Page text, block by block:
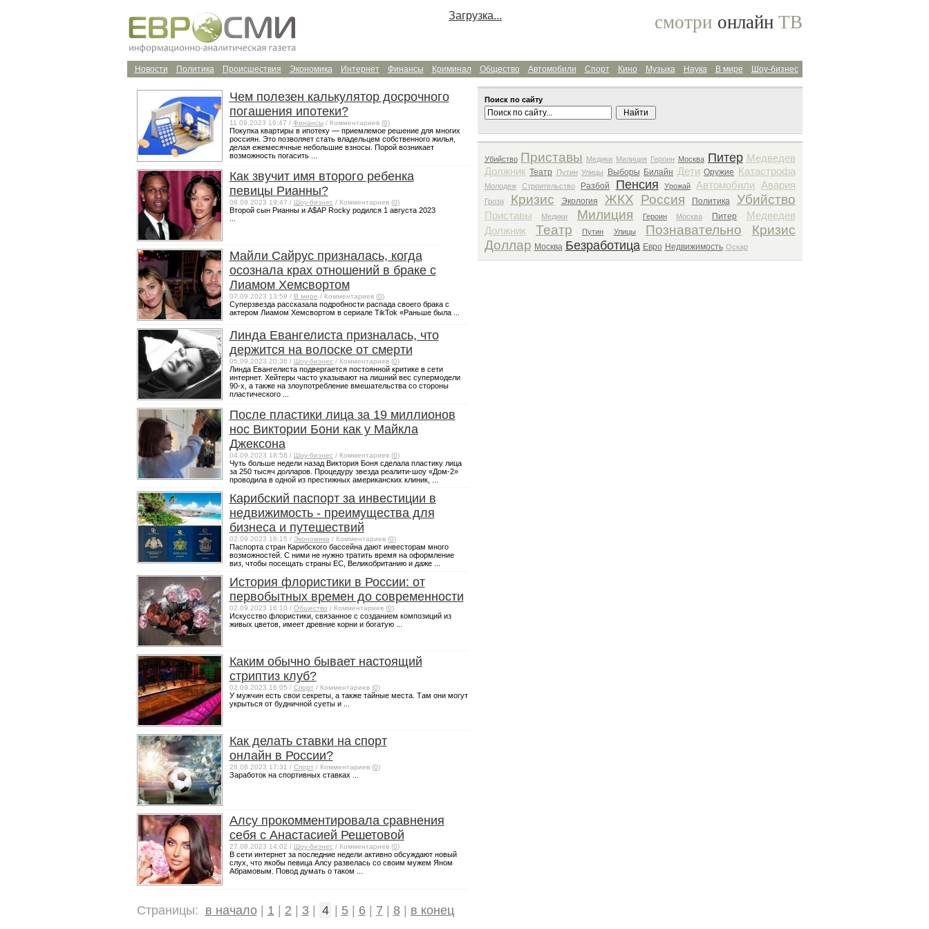
смотри онлайн ТВ
Шоу-бизнес
В мире
Наука
Музыка
Кино
Спорт
Автомобили
Общество
Криминал
Финансы
Интернет
Экономика
Происшествия
Политика
Новости
Чем полезен калькулятор досрочного
погашения ипотеки?
11.09.2023 16:47 / Финансы/ Комментариев (0)
Покупка квартиры в ипотеку — приемлемое решение для многих
россиян. Это позволяет стать владельцем собственного жилья,
делая ежемесячные небольшие взносы. Порой возникает
возможность погасить ...
Как звучит имя второго ребенка
певицы Рианны?
08.09.2023 19:47 / Шоу-бизнес/ Комментариев (0)
Второй сын Рианны и A$AP Rocky родился 1 августа 2023
Майли Сайрус призналась, когда
осознала крах отношений в браке с
Лиамом Хемсвортом
07.09.2023 13:59 / В мире / Комментариев (0)
Суперзвезда рассказала подробности распада своего брака с
актером Лиамом Хемсвортом в сериале TikTok «Раньше была ...
Линда Евангелиста призналась, что
держится на волоске от смерти
05.09.2023 20:36 / Шоу-бизнес/ Комментариев (0)
Линда Евангелиста подвергается постоянной критике в сети
интернет. Хейтеры часто указывают на лишний вес супермодели
90-х, а также на злоупотребление вмешательства со стороны
пластического ...
После пластики лица за 19 миллионов
нос Виктории Бони как у Майкла
Джексона
04.09.2023 18:58 / Шоу-бизнес/ Комментариев (0)
Чуть больше недели назад Виктория Боня сделала пластику лица
за 250 тысяч долларов. Процедуру звезда реалити-шоу «Дом-2»
проводила в одной из престижных американских клиник, ...
Карибский паспорт за инвестиции в
недвижимость - преимущества для
бизнеса и путешествий
02.09.2023 16:15 / Экономика / Комментариев (0)
Паспорта стран Карибского бассейна дают инвесторам много
возможностей. С ними не нужно тратить время на оформление
виз, чтобы посещать страны ЕС, Великобританию и даже ...
История флористики в России: от
первобытных времен до современности
02.09.2023 16:10 / Общество / Комментариев (0)
Искусство флористики, связанное с созданием композиций из
живых цветов, имеет древние корни и богатую ...
Каким обычно бывает настоящий
стриптиз клуб?
02.09.2023 16:05 / Спорт/ Комментариев (0)
У мужчин есть свои секреты, а также тайные места. Там они могут
укрыться от будничной суеты и ...
Как делать ставки на спорт
онлайн в России?
28.08.2023 17:31 / Спорт/ Комментариев (0)
Заработок на спортивных ставках ...
Алсу прокомментировала сравнения
себя с Анастасией Решетовой
27.08.2023 14:02 / Шоу-бизнес/ Комментариев (0)
В сети интернет за последние недели активно обсуждают новый
слух, что якобы певица Алсу развелась со своим мужем Яном
Абрамовым. Повод думать о таком ...
Страницы: в начало| 1 2 3| 4 5| 6| 7 8| в конец
Поиск по сайту
Поиск архива
Убийство Приставы Медики Милиция Героин Москва Питер Медведев
Должник Театр Путин Улицы Выборы Билайн Дети Оружие Катастрофа
Молодеж Строительство Разбой Пенсия Урожай Автомобили Авария
Гроза Кризис Экология ЖКХ Россия Политика Убийство
Приставы Медики Милиция Героин Москва Питер
Медведев
Должник
Театр Путин Улицы Познавательно
Кризис
Доллар Москва Безработица Евро Недвижимость Оскар
Загрузка...